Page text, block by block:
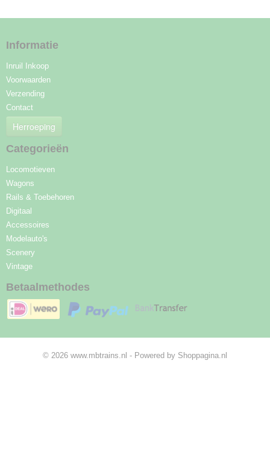
Informatie
Inruil Inkoop
Voorwaarden
Verzending
Contact
Herroeping
Categorieën
Locomotieven
Wagons
Rails & Toebehoren
Digitaal
Accessoires
Modelauto's
Scenery
Vintage
Betaalmethodes
© 2026 www.mbtrains.nl - Powered by Shoppagina.nl